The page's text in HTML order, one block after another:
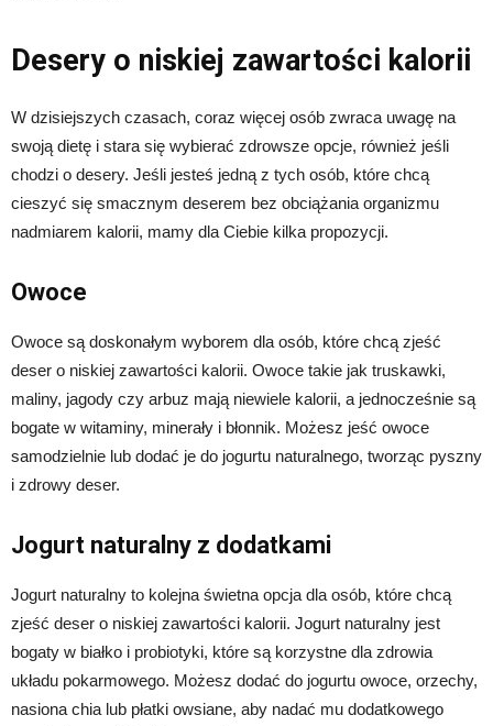
Desery o niskiej zawartości kalorii
W dzisiejszych czasach, coraz więcej osób zwraca uwagę na
swoją dietę i stara się wybierać zdrowsze opcje, również jeśli
chodzi o desery. Jeśli jesteś jedną z tych osób, które chcą
cieszyć się smacznym deserem bez obciążania organizmu
nadmiarem kalorii, mamy dla Ciebie kilka propozycji.
Owoce
Owoce są doskonałym wyborem dla osób, które chcą zjeść
deser o niskiej zawartości kalorii. Owoce takie jak truskawki,
maliny, jagody czy arbuz mają niewiele kalorii, a jednocześnie są
bogate w witaminy, minerały i błonnik. Możesz jeść owoce
samodzielnie lub dodać je do jogurtu naturalnego, tworząc pyszny
i zdrowy deser.
Jogurt naturalny z dodatkami
Jogurt naturalny to kolejna świetna opcja dla osób, które chcą
zjeść deser o niskiej zawartości kalorii. Jogurt naturalny jest
bogaty w białko i probiotyki, które są korzystne dla zdrowia
układu pokarmowego. Możesz dodać do jogurtu owoce, orzechy,
nasiona chia lub płatki owsiane, aby nadać mu dodatkowego